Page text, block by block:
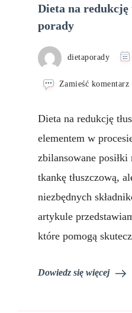
Dieta na redukcję
porady
dietaporady
Zamieść komentarz
Dieta na redukcję
elementem w
zbilansowane
tkankę tłuszczową,
niezbędnych
artykule
które pomogą
Dowiedz się więcej